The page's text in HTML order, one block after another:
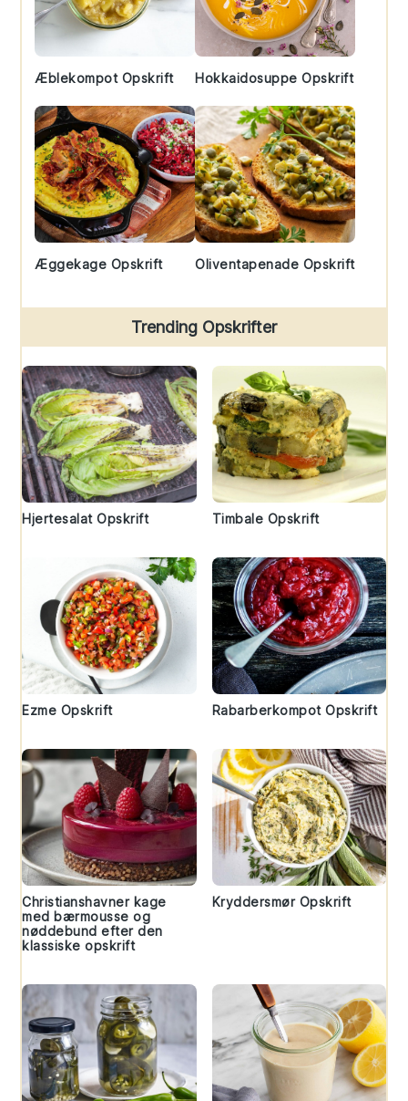
Æblekompot Opskrift Hokkaidosuppe Opskrift
Æggekage Opskrift Oliventapenade Opskrift
Trending Opskrifter
Hjertesalat Opskrift Timbale Opskrift
Ezme Opskrift Rabarberkompot Opskrift
Christianshavner kage
med bærmousse og
nøddebund efter den
klassiske opskrift
Kryddersmør Opskrift